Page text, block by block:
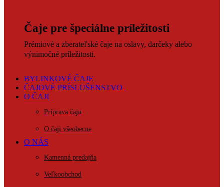
Čaje pre špeciálne príležitosti
Prémiové a zberateľské čaje na oslavy, darčeky alebo
výnimočné príležitosti.
BYLINKOVÉ ČAJE
ČAJOVÉ PRÍSLUŠENSTVO
O ČAJI
Príprava čaju
O čaji všeobecne
O NÁS
Kamenná predajňa
Veľkoobchod